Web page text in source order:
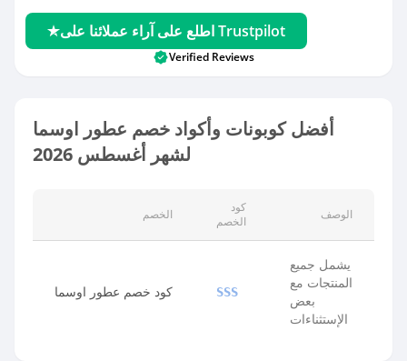
اطلع على آراء عملائنا على Trustpilot
Verified Reviews
أفضل كوبونات وأكواد خصم عطور اوسما
لشهر أغسطس 2026
الخصم
كود
الخصم
الوصف
كود خصم عطور اوسما SSS
يشمل جميع
المنتجات مع
بعض
الإستثناءات